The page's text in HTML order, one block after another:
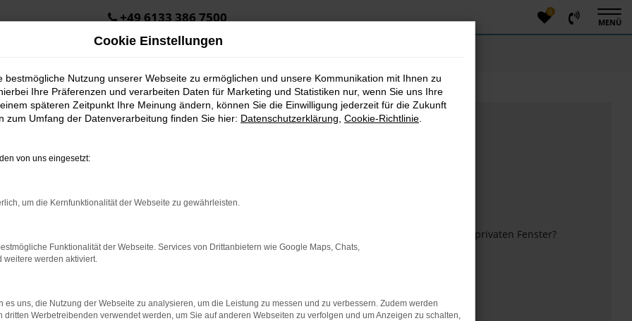
+49 6133 386 7500 0
MENÜ
bestimmter Seiten verhindern. Funktioniert die Seite in einem anderen Browser oder in einem privaten Fenster?
dem neuesten Stand sind.
kann auch dazu führen, dass bestimmte Funktionen nicht mehr unterstützt werden.
Cookie Einstellungen
bestmögliche Nutzung unserer Webseite zu ermöglichen und unsere Kommunikation mit Ihnen zu
Ihre Präferenzen und verarbeiten Daten für Marketing und Statistiken nur, wenn Sie uns Ihre
späteren Zeitpunkt Ihre Meinung ändern, können Sie die Einwilligung jederzeit für die Zukunft
zum Umfang der Datenverarbeitung finden Sie hier: Datenschutzerklärung Cookie-Richtlinie
von uns eingesetzt:
um die Kernfunktionalität der Webseite zu gewährleisten.
Funktionalität der Webseite. Services von Drittanbietern wie Google Maps, Chats,
weitere werden aktiviert.
es uns, die Nutzung der Webseite zu analysieren, um die Leistung zu messen und zu verbessern. Zudem werden
dritten Werbetreibenden verwendet werden, um Sie auf anderen Webseiten zu verfolgen und um Anzeigen zu schalten,